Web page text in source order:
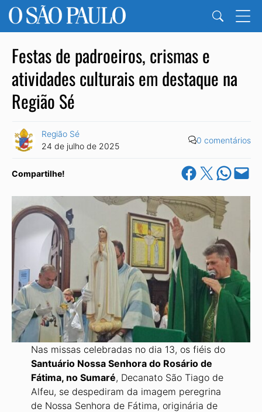
Festas de padroeiros, crismas e
atividades culturais em destaque na
Região Sé
Região Sé
24 de julho de 2025
0 comentários
Compartilhe! Share on Facebook
Share on X Share on
Email this
Nas missas celebradas no dia 13, os fiéis do
Santuário Nossa Senhora do Rosário de
Fátima, no Sumaré, Decanato São Tiago de
Alfeu, se despediram da imagem peregrina
de Nossa Senhora de Fátima, originária de